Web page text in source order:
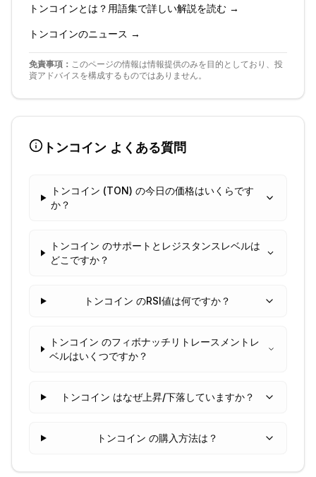
トンコインとは？用語集で詳しい解説を読む →
トンコインのニュース →
免責事項： このページの情報は情報提供のみを目的としており、投
資アドバイスを構成するものではありません。
トンコイン よくある質問
トンコイン (TON) の今日の価格はいくらです
か？
トンコイン のサポートとレジスタンスレベルは
どこですか？
トンコイン のRSI値は何ですか？
トンコイン のフィボナッチリトレースメントレ
ベルはいくつですか？
トンコイン はなぜ上昇/下落していますか？
トンコイン の購入方法は？